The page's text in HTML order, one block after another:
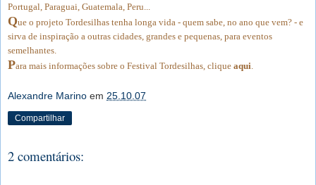
Portugal, Paraguai, Guatemala, Peru...
Que o projeto Tordesilhas tenha longa vida - quem sabe, no ano que vem? - e
sirva de inspiração a outras cidades, grandes e pequenas, para eventos
semelhantes.
Para mais informações sobre o Festival Tordesilhas, clique aqui
Alexandre Marino em 25.10.07
Compartilhar
2 comentários: